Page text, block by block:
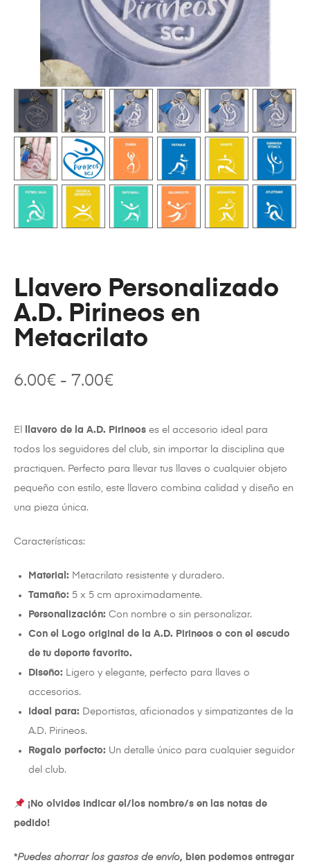
Llavero Personalizado
A.D. Pirineos en
Metacrilato
6.00€ - 7.00€
El llavero de la A.D. Pirineos es el accesorio ideal para
todos los seguidores del club, sin importar la disciplina que
practiquen. Perfecto para llevar tus llaves o cualquier objeto
pequeño con estilo, este llavero combina calidad y diseño en
una pieza única.
Características:
Material: Metacrilato resistente y duradero.
Tamaño: 5 x 5 cm aproximadamente.
Personalización: Con nombre o sin personalizar.
Con el Logo original de la A.D. Pirineos o con el escudo
de tu deporte favorito.
Diseño: Ligero y elegante, perfecto para llaves o
accesorios.
Ideal para: Deportistas, aficionados y simpatizantes de la
A.D. Pirineos.
Regalo perfecto: Un detalle único para cualquier seguidor
del club.
¡No olvides indicar el/los nombre/s en las notas de
pedido!
*Puedes ahorrar los gastos de envío, bien podemos entregar